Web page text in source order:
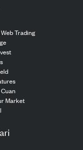
Trading
Market